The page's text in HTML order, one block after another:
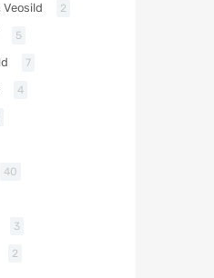
Veosild 2
5
7
4
40
3
2